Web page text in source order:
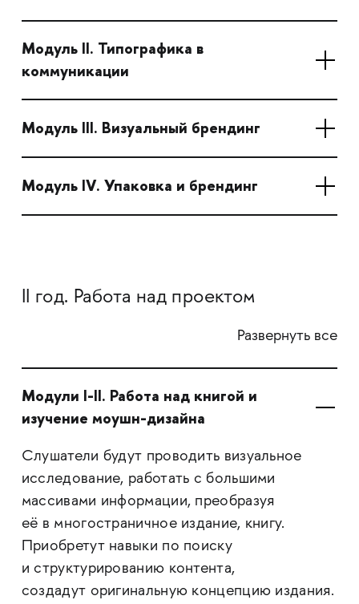
Модуль II. Типографика в
коммуникации
Модуль III. Визуальный брендинг
Модуль IV. Упаковка и брендинг
II год. Работа над проектом
Развернуть все
Модули I-II. Работа над книгой и
изучение моушн-дизайна
Слушатели будут проводить визуальное
исследование, работать с большими
массивами информации, преобразуя
её в многостраничное издание, книгу.
Приобретут навыки по поиску
и структурированию контента,
создадут оригинальную концепцию издания.